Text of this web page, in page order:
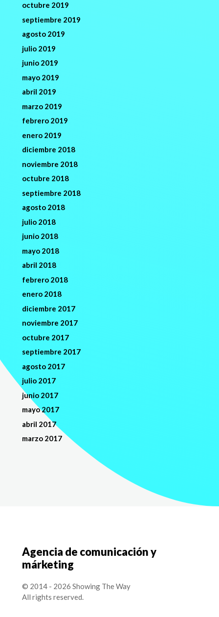
octubre 2019
septiembre 2019
agosto 2019
julio 2019
junio 2019
mayo 2019
abril 2019
marzo 2019
febrero 2019
enero 2019
diciembre 2018
noviembre 2018
octubre 2018
septiembre 2018
agosto 2018
julio 2018
junio 2018
mayo 2018
abril 2018
febrero 2018
enero 2018
diciembre 2017
noviembre 2017
octubre 2017
septiembre 2017
agosto 2017
julio 2017
junio 2017
mayo 2017
abril 2017
marzo 2017
Agencia de comunicación y
márketing
© 2014 - 2026 Showing The Way
All rights reserved.